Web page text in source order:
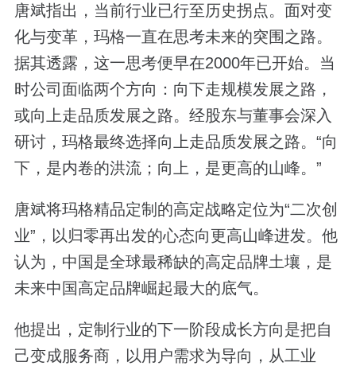
唐斌指出，当前行业已行至历史拐点。面对变
化与变革，玛格一直在思考未来的突围之路。
据其透露，这一思考便早在2000年已开始。当
时公司面临两个方向：向下走规模发展之路，
或向上走品质发展之路。经股东与董事会深入
研讨，玛格最终选择向上走品质发展之路。“向
下，是内卷的洪流；向上，是更高的山峰。”
唐斌将玛格精品定制的高定战略定位为“二次创
业”，以归零再出发的心态向更高山峰进发。他
认为，中国是全球最稀缺的高定品牌土壤，是
未来中国高定品牌崛起最大的底气。
他提出，定制行业的下一阶段成长方向是把自
己变成服务商，以用户需求为导向，从工业